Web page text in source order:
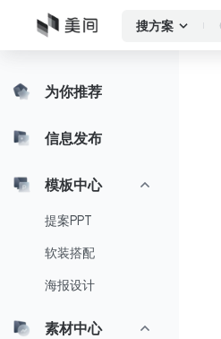
搜方案
为你推荐
信息发布
模板中心
提案PPT
软装搭配
海报设计
素材中心